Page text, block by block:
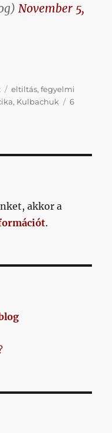
November 5,
Címke
eltiltás,fegyelmi
, Kulbachuk
6
akkor a
.